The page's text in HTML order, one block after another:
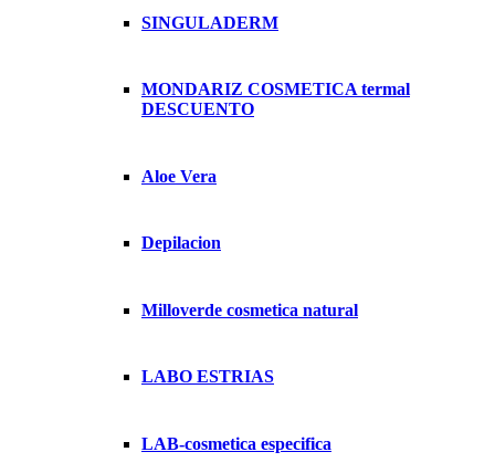
SINGULADERM
MONDARIZ COSMETICA termal
DESCUENTO
Aloe Vera
Depilacion
Milloverde cosmetica natural
LABO ESTRIAS
LAB-cosmetica especifica